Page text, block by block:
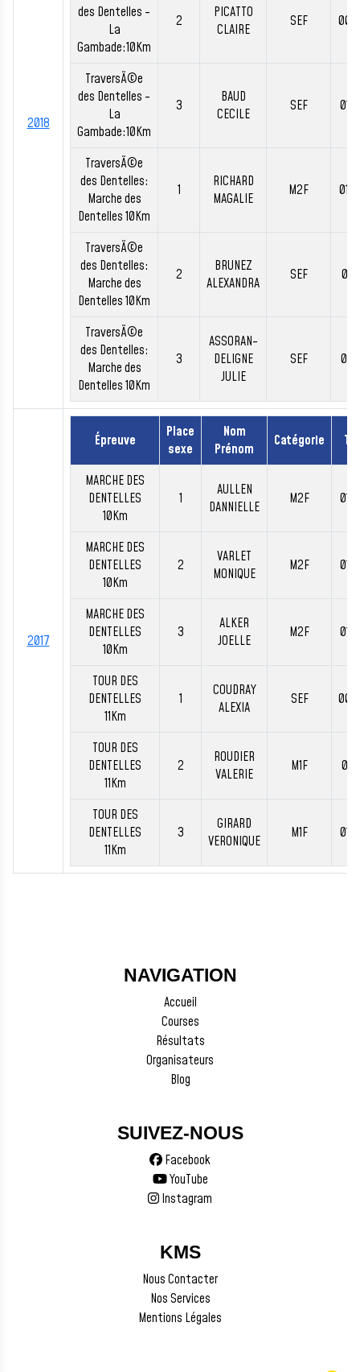
2018
des Dentelles -
La
Gambade:10Km
2
PICATTO
CLAIRE
SEF
TraversÃ©e
des Dentelles -
La
Gambade:10Km
3
BAUD
CECILE
SEF
TraversÃ©e
des Dentelles:
Marche des
Dentelles 10Km
1
RICHARD
MAGALIE
M2F
TraversÃ©e
des Dentelles:
Marche des
Dentelles 10Km
2
BRUNEZ
ALEXANDRA
SEF
TraversÃ©e
des Dentelles:
Marche des
Dentelles 10Km
3
ASSORAN-
DELIGNE
JULIE
SEF
2017
Épreuve
Place
sexe
Nom
Prénom
Catégorie
MARCHE DES
DENTELLES
10Km
1
AULLEN
DANNIELLE
M2F
MARCHE DES
DENTELLES
10Km
2
VARLET
MONIQUE
M2F
MARCHE DES
DENTELLES
10Km
3
ALKER
JOELLE
M2F
TOUR DES
DENTELLES
11Km
1
COUDRAY
ALEXIA
SEF
TOUR DES
DENTELLES
11Km
2
ROUDIER
VALERIE
M1F
TOUR DES
DENTELLES
11Km
3
GIRARD
VERONIQUE
M1F
NAVIGATION
Accueil
Courses
Résultats
Organisateurs
Blog
SUIVEZ-NOUS
Facebook
YouTube
Instagram
KMS
Nous Contacter
Nos Services
Mentions Légales